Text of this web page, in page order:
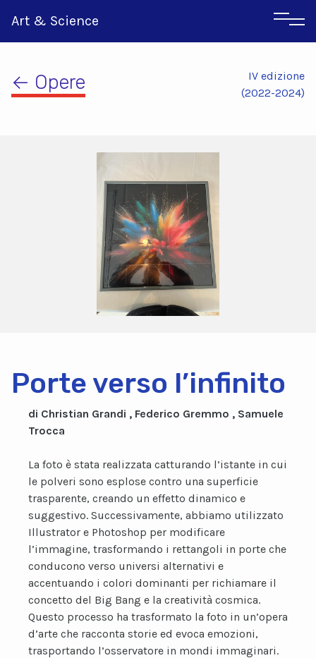
Art & Science
Inglese
← Opere
IV edizione
(2022-2024)
Porte verso l’infinito
di Christian Grandi , Federico Gremmo , Samuele
Trocca
La foto è stata realizzata catturando l’istante in cui
le polveri sono esplose contro una superficie
trasparente, creando un effetto dinamico e
suggestivo. Successivamente, abbiamo utilizzato
Illustrator e Photoshop per modificare
l’immagine, trasformando i rettangoli in porte che
conducono verso universi alternativi e
accentuando i colori dominanti per richiamare il
concetto del Big Bang e la creatività cosmica.
Questo processo ha trasformato la foto in un’opera
d’arte che racconta storie ed evoca emozioni,
trasportando l’osservatore in mondi immaginari.